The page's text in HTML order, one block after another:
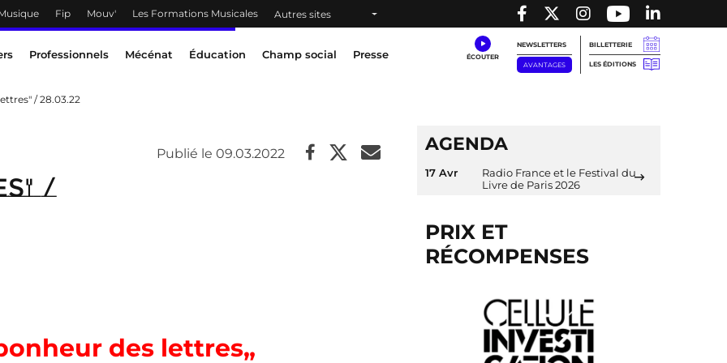
Fip Mouv' Les Formations Musicales Autres sites
Professionnels Mécénat Éducation Champ social Presse
NEWSLETTERS
AVANTAGES
BILLETTERIE
LES ÉDITIONS
/ 28.03.22
/
Publié le 09.03.2022
des lettres„
AGENDA
17 Avr
Radio France et le Festival du
Livre de Paris 2026
PRIX ET
RÉCOMPENSES